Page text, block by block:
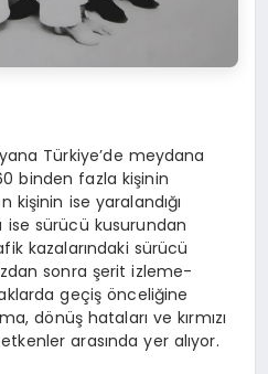
Türkiye’de meydana
binden fazla kişinin
kişinin ise yaralandığı
ise sürücü kusurundan
kazalarındaki sürücü
sonra şerit izleme-
geçiş önceliğine
dönüş hataları ve kırmızı
arasında yer alıyor.